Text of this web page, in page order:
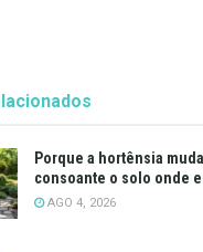
Porque a hortênsia
consoante o solo onde
AGO 4, 2026